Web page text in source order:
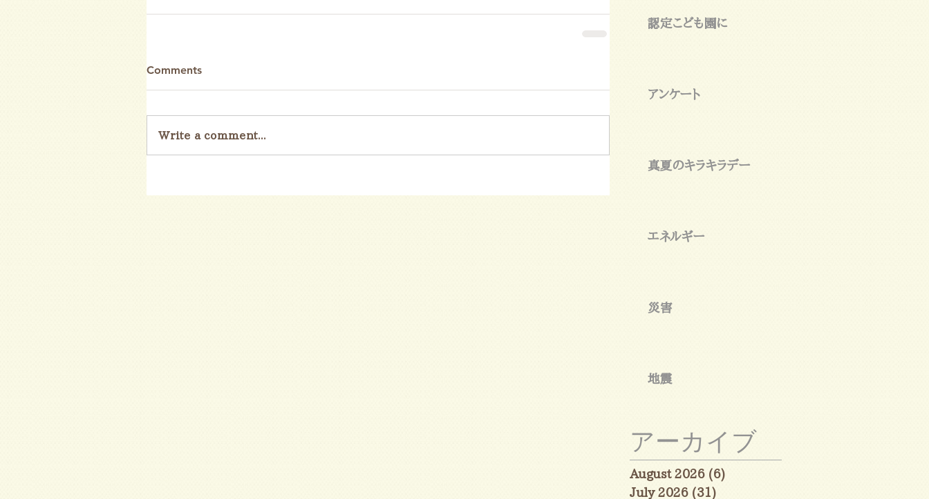
Comments
Write a comment...
認定こども園に
アンケート
真夏のキラキラデー
エネルギー
災害
地震
アーカイブ
August 2026 (6)
July 2026 (31)